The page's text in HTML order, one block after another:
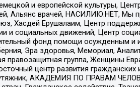
и европейской культуры,
Альянс врачей, НАСИЛИЮ.НЕТ, Мы
Хасдей Ерушалаим, Центр
и социальных движений, Центр
фонд помощи осужденным и
Эра здоровья, Мемориал,
группа, Женщины
центр развития гражданских
АКАДЕМИЯ ПО ПРАВАМ